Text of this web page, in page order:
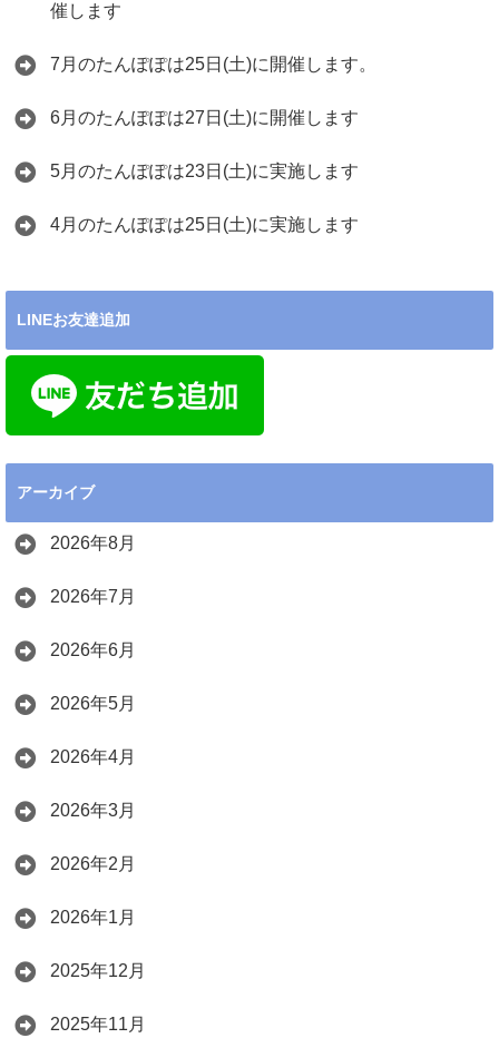
催します
7月のたんぽぽは25日(土)に開催します。
6月のたんぽぽは27日(土)に開催します
5月のたんぽぽは23日(土)に実施します
4月のたんぽぽは25日(土)に実施します
LINEお友達追加
アーカイブ
2026年8月
2026年7月
2026年6月
2026年5月
2026年4月
2026年3月
2026年2月
2026年1月
2025年12月
2025年11月